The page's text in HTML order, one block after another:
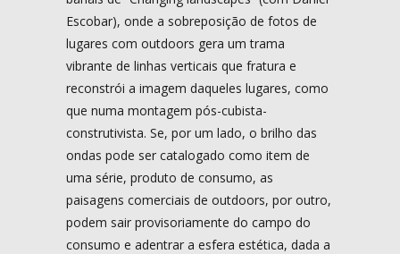
Escobar), onde a sobreposição de fotos de
lugares com outdoors gera um trama
vibrante de linhas verticais que fratura e
reconstrói a imagem daqueles lugares, como
que numa montagem pós-cubista-
construtivista. Se, por um lado, o brilho das
ondas pode ser catalogado como item de
uma série, produto de consumo, as
paisagens comerciais de outdoors, por outro,
podem sair provisoriamente do campo do
consumo e adentrar a esfera estética, dada a